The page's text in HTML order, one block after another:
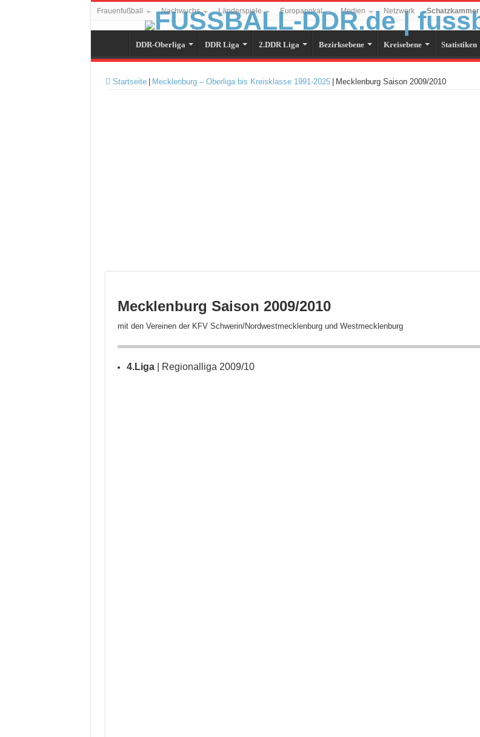
Frauenfußball Nachwuchs Länderspiele Europapokal Medien Netzwerk Schatzkammer
DDR-Oberliga DDR Liga 2.DDR Liga Bezirksebene Kreisebene Statistiken
Startseite Mecklenburg – Oberliga bis Kreisklasse 1991-2025 Mecklenburg Saison 2009/2010
Mecklenburg Saison 2009/2010
mit den Vereinen der KFV Schwerin/Nordwestmecklenburg und Westmecklenburg
4.Liga| Regionalliga 2009/10